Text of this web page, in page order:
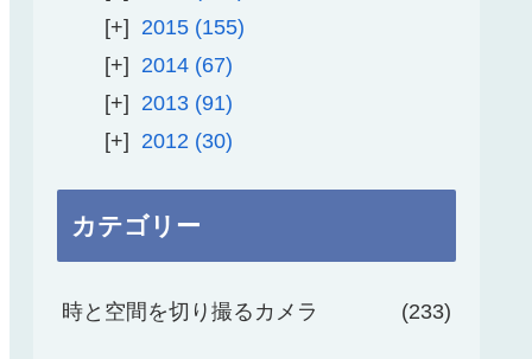
2015 155
2014 67
2013 91
2012
30
カテゴリー
時と空間を切り撮るカメラ 233